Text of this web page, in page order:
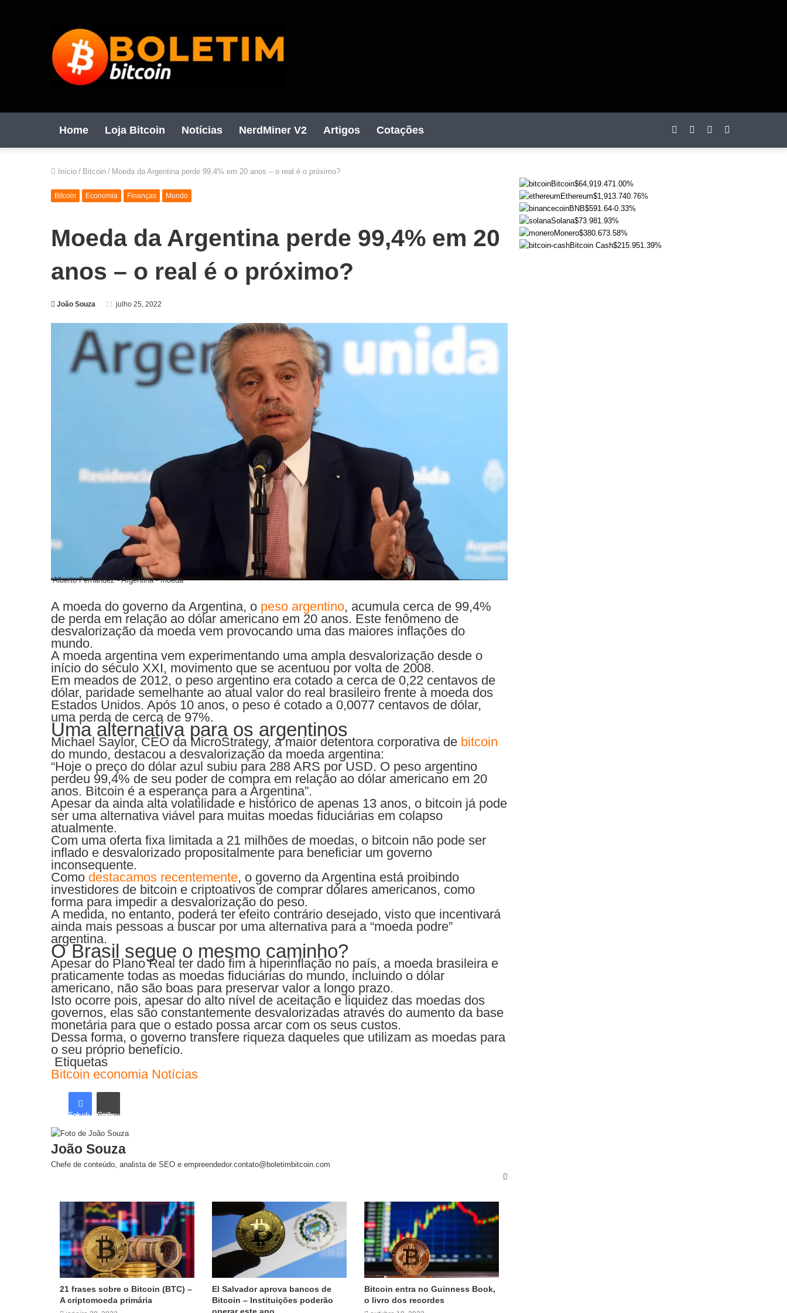
Home Loja Bitcoin Notícias NerdMiner V2 Artigos Cotações
Início / Bitcoin / Moeda da Argentina perde 99,4% em 20 anos – o real é o próximo?
Bitcoin Economia Finanças Mundo
Moeda da Argentina perde 99,4% em 20
anos – o real é o próximo?
João Souza julho 25, 2022
Alberto Fernandez - Argentina - moeda
A moeda do governo da Argentina, o peso argentino, acumula cerca de 99,4%
de perda em relação ao dólar americano em 20 anos. Este fenômeno de
desvalorização da moeda vem provocando uma das maiores inflações do
mundo.
A moeda argentina vem experimentando uma ampla desvalorização desde o
início do século XXI, movimento que se acentuou por volta de 2008.
Em meados de 2012, o peso argentino era cotado a cerca de 0,22 centavos de
dólar, paridade semelhante ao atual valor do real brasileiro frente à moeda dos
Estados Unidos. Após 10 anos, o peso é cotado a 0,0077 centavos de dólar,
uma perda de cerca de 97%.
Uma alternativa para os argentinos
Michael Saylor, CEO da MicroStrategy, a maior detentora corporativa de bitcoin
do mundo, destacou a desvalorização da moeda argentina:
“Hoje o preço do dólar azul subiu para 288 ARS por USD. O peso argentino
perdeu 99,4% de seu poder de compra em relação ao dólar americano em 20
anos. Bitcoin é a esperança para a Argentina”.
Apesar da ainda alta volatilidade e histórico de apenas 13 anos, o bitcoin já pode
ser uma alternativa viável para muitas moedas fiduciárias em colapso
atualmente.
Com uma oferta fixa limitada a 21 milhões de moedas, o bitcoin não pode ser
inflado e desvalorizado propositalmente para beneficiar um governo
inconsequente.
Como destacamos recentemente, o governo da Argentina está proibindo
investidores de bitcoin e criptoativos de comprar dólares americanos, como
forma para impedir a desvalorização do peso.
A medida, no entanto, poderá ter efeito contrário desejado, visto que incentivará
ainda mais pessoas a buscar por uma alternativa para a “moeda podre”
argentina.
O Brasil segue o mesmo caminho?
Apesar do Plano Real ter dado fim à hiperinflação no país, a moeda brasileira e
praticamente todas as moedas fiduciárias do mundo, incluindo o dólar
americano, não são boas para preservar valor a longo prazo.
Isto ocorre pois, apesar do alto nível de aceitação e liquidez das moedas dos
governos, elas são constantemente desvalorizadas através do aumento da base
monetária para que o estado possa arcar com os seus custos.
Dessa forma, o governo transfere riqueza daqueles que utilizam as moedas para
o seu próprio benefício.
Etiquetas
Bitcoin economia Notícias
Facebook Compartilhar via e-mail
João Souza
Chefe de conteúdo, analista de SEO e empreendedor.contato@boletimbitcoin.com
21 frases sobre o Bitcoin (BTC) –
A criptomoeda primária
El Salvador aprova bancos de
Bitcoin – Instituições poderão
Bitcoin entra no Guinness Book,
o livro dos recordes
Bitcoin$64,919.471.00%
Ethereum$1,913.740.76%
BNB$591.64-0.33%
Solana$73.981.93%
Monero$380.673.58%
Bitcoin Cash$215.951.39%